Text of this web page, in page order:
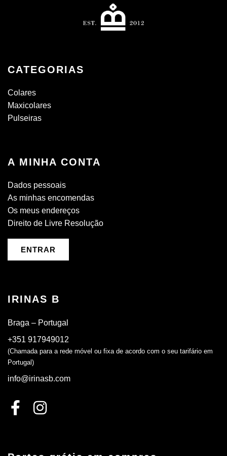
CATEGORIAS
Colares
Maxicolares
Pulseiras
A MINHA CONTA
Dados pessoais
As minhas encomendas
Os meus endereços
Direito de Livre Resolução
ENTRAR
IRINAS B
Braga – Portugal
+351 917949012
(Chamada para a rede móvel ou fixa de acordo com o seu tarifário em
Portugal)
info@irinasb.com